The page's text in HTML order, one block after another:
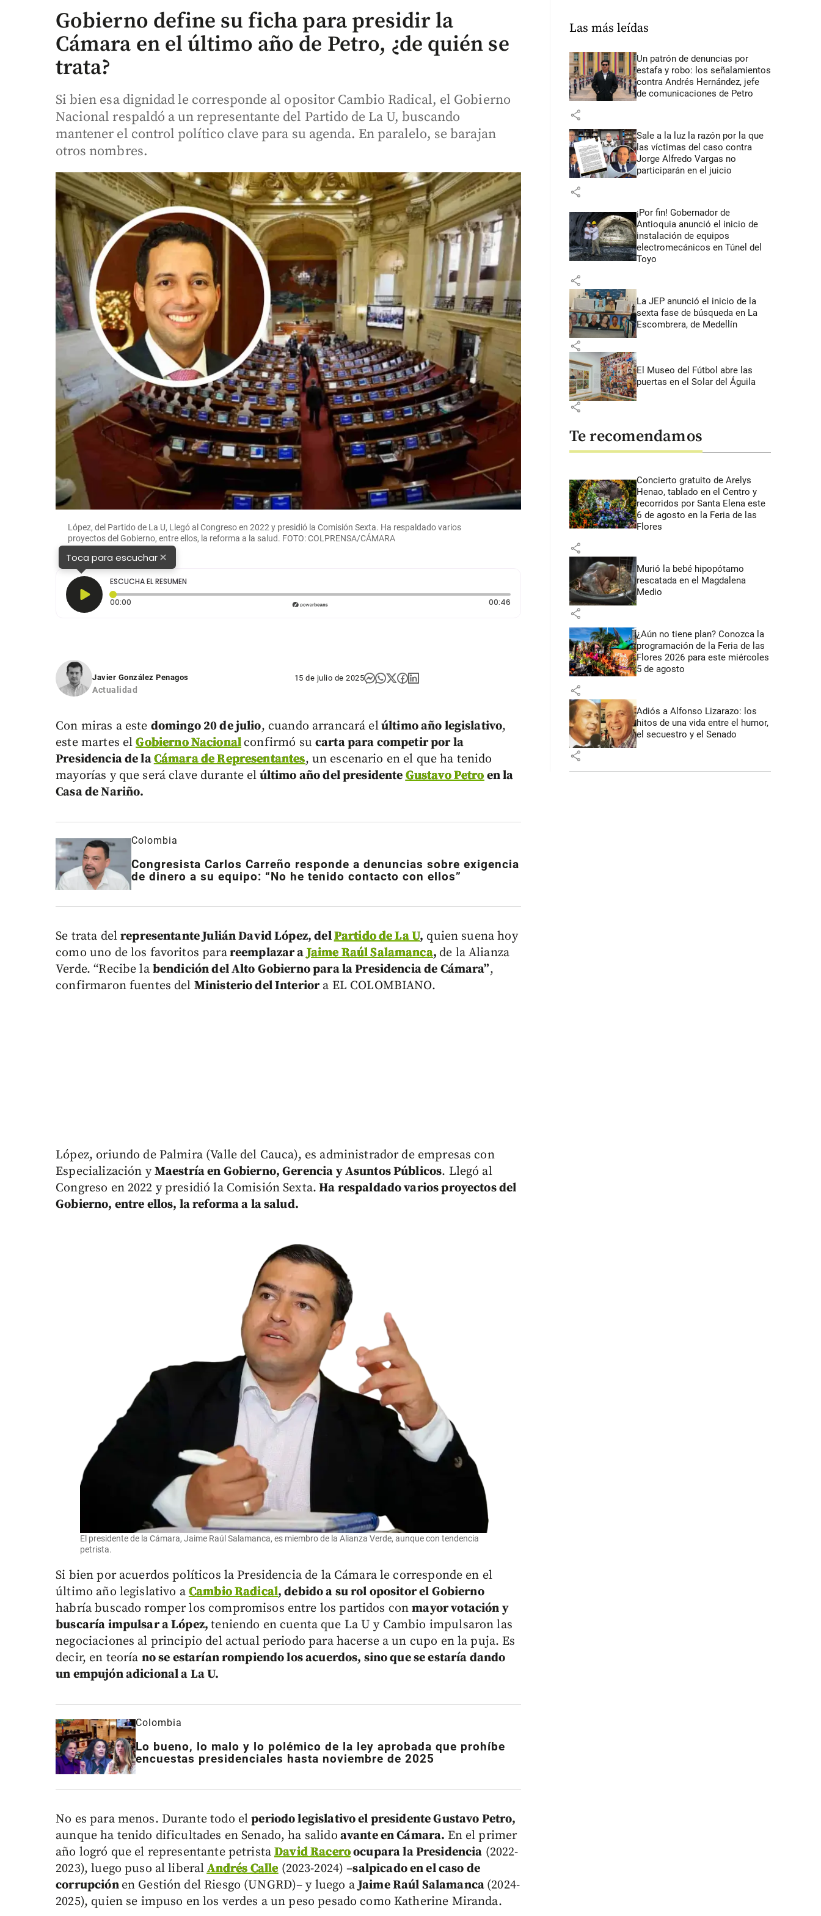
Gobierno define su ficha para presidir la
Cámara en el último año de Petro, ¿de quién se
trata?
Si bien esa dignidad le corresponde al opositor Cambio Radical, el Gobierno
Nacional respaldó a un representante del Partido de La U, buscando
mantener el control político clave para su agenda. En paralelo, se barajan
otros nombres.
López, del Partido de La U, Llegó al Congreso en 2022 y presidió la Comisión Sexta. Ha respaldado varios
proyectos del Gobierno, entre ellos, la reforma a la salud. FOTO: COLPRENSA/CÁMARA
Toca para escuchar×
ESCUCHA EL RESUMEN
00:00
00:46Duración: 46 segundos
Javier González Penagos
Actualidad
15 de julio de 2025
Con miras a este domingo 20 de julio, cuando arrancará elúltimo año legislativo,
este martes elGobierno Nacionalconfirmó su carta para competir por la
Presidencia de laCámara de Representantes, un escenario en el que ha tenido
mayorías y que será clave durante el último año del presidenteGustavo Petroen la
Casa de Nariño.
Colombia
Congresista Carlos Carreño responde a denuncias sobre exigencia
de dinero a su equipo: “No he tenido contacto con ellos”
Se trata delrepresentante Julián David López, delPartido de La U, quien suena hoy
como uno de los favoritos parareemplazar aJaime Raúl Salamanca, de la Alianza
Verde. “Recibe la bendición del Alto Gobierno para la Presidencia de Cámara”,
confirmaron fuentes del Ministerio del Interiora EL COLOMBIANO.
López, oriundo de Palmira (Valle del Cauca), es administrador de empresas con
Especialización yMaestría en Gobierno, Gerencia y Asuntos Públicos. Llegó al
Congreso en 2022 y presidió la Comisión Sexta. Ha respaldado varios proyectos del
Gobierno, entre ellos, la reforma a la salud.
El presidente de la Cámara, Jaime Raúl Salamanca, es miembro de la Alianza Verde, aunque con tendencia
petrista.
Si bien por acuerdos políticos la Presidencia de la Cámara le corresponde en el
último año legislativo aCambio Radical, debido a su rol opositor el Gobierno
habría buscado romper los compromisos entre los partidos conmayor votación y
buscaría impulsar a López,teniendo en cuenta que La U y Cambio impulsaron las
negociaciones al principio del actual periodo para hacerse a un cupo en la puja. Es
decir, en teoría no se estarían rompiendo los acuerdos, sino que se estaría dando
un empujón adicional a La U.
Colombia
Lo bueno, lo malo y lo polémico de la ley aprobada que prohíbe
encuestas presidenciales hasta noviembre de 2025
No es para menos. Durante todo elperiodo legislativo el presidente Gustavo Petro,
aunque ha tenido dificultades en Senado, ha salido avante en Cámara. En el primer
año logró que el representante petristaDavid Raceroocupara la Presidencia (2022-
2023), luego puso al liberal Andrés Calle (2023-2024) –salpicado en el caso de
corrupción en Gestión del Riesgo (UNGRD)– y luego aJaime Raúl Salamanca (2024-
2025), quien se impuso en los verdes a un peso pesado como Katherine Miranda.
Las más leídas
Un patrón de denuncias por
estafa y robo: los señalamientos
contra Andrés Hernández, jefe
de comunicaciones de Petro
share
Sale a la luz la razón por la que
las víctimas del caso contra
Jorge Alfredo Vargas no
participarán en el juicio
share
¡Por fin! Gobernador de
Antioquia anunció el inicio de
instalación de equipos
electromecánicos en Túnel del
Toyo
share
La JEP anunció el inicio de la
sexta fase de búsqueda en La
Escombrera, de Medellín
share
El Museo del Fútbol abre las
puertas en el Solar del Águila
share
Te recomendamos
Concierto gratuito de Arelys
Henao, tablado en el Centro y
recorridos por Santa Elena este
6 de agosto en la Feria de las
Flores
share
Murió la bebé hipopótamo
rescatada en el Magdalena
Medio
share
¿Aún no tiene plan? Conozca la
programación de la Feria de las
Flores 2026 para este miércoles
5 de agosto
share
Adiós a Alfonso Lizarazo: los
hitos de una vida entre el humor,
el secuestro y el Senado
share